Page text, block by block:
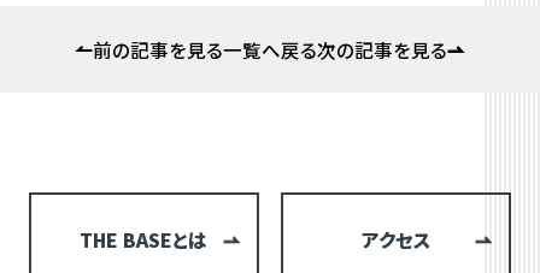
前の記事を見る一覧へ戻る次の記事を見る
THE BASEとは アクセス